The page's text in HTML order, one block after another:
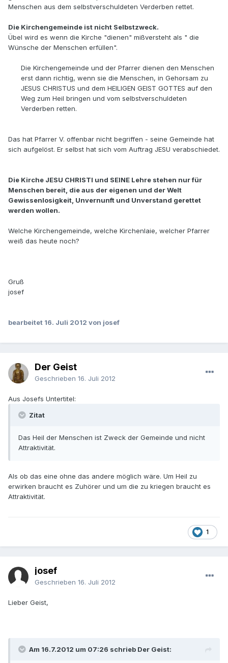
Menschen aus dem selbstverschuldeten Verderben rettet.
Die Kirchengemeinde ist nicht Selbstzweck.
Übel wird es wenn die Kirche "dienen" mißversteht als " die
Wünsche der Menschen erfüllen".
Die Kirchengemeinde und der Pfarrer dienen den Menschen
erst dann richtig, wenn sie die Menschen, in Gehorsam zu
JESUS CHRISTUS und dem HEILIGEN GEIST GOTTES auf den
Weg zum Heil bringen und vom selbstverschuldeten
Verderben retten.
Das hat Pfarrer V. offenbar nicht begriffen - seine Gemeinde hat
sich aufgelöst. Er selbst hat sich vom Auftrag JESU verabschiedet.
Die Kirche JESU CHRISTI und SEINE Lehre stehen nur für
Menschen bereit, die aus der eigenen und der Welt
Gewissenlosigkeit, Unvernunft und Unverstand gerettet
werden wollen.
Welche Kirchengemeinde, welche Kirchenlaie, welcher Pfarrer
weiß das heute noch?
Gruß
josef
bearbeitet 16. Juli 2012 von josef
Der Geist
Geschrieben 16. Juli 2012
Aus Josefs Untertitel:
Zitat
Das Heil der Menschen ist Zweck der Gemeinde und nicht
Attraktivität.
Als ob das eine ohne das andere möglich wäre. Um Heil zu
erwirken braucht es Zuhörer und um die zu kriegen braucht es
Attraktivität.
1
josef
Geschrieben 16. Juli 2012
Lieber Geist,
Am 16.7.2012 um 07:26 schrieb Der Geist: